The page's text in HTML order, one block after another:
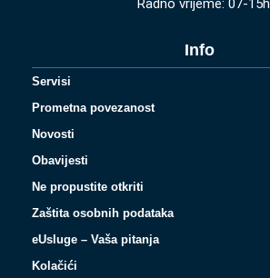
Radno vrijeme: 07-15h
Info
Servisi
Prometna povezanost
Novosti
Obavijesti
Ne propustite otkriti
Zaštita osobnih podataka
eUsluge – Vaša pitanja
Kolačići